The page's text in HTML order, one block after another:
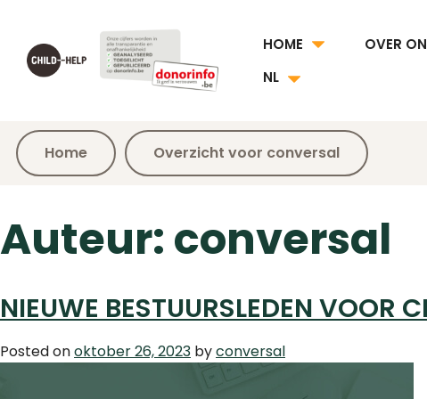
HOME OVER
NL
Home Overzicht voor conversal
Auteur:conversal
NIEUWE BESTUURSLEDEN VOOR
Posted onoktober 26, 2023 byconversal